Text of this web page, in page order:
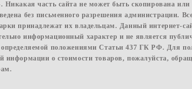
Никакая часть сайта не может быть скопирована или
без письменного разрешения администрации.
принадлежат их владельцам. Данный интернет-
информационный характер и не является
положениями Статьи 437 ГК РФ. Для
информации о стоимости товаров, пожалуйста,